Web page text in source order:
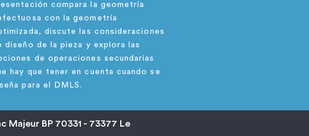
compara la geometría
con la geometría
discute las consideraciones
diseño de la pieza y explora las
de operaciones secundarias
hay que tener en cuenta cuando se
para el DMLS.
Majeur BP 70331 - 73377 Le